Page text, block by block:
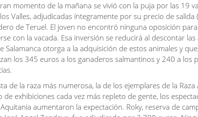
momento de la mañana se vivió con la puja por las 19
Valles, adjudicadas íntegramente por su precio de salida
de Teruel. El joven no encontró ninguna oposición
con la vacada. Esa inversión se reducirá al descontar
Salamanca otorga a la adquisición de estos animales y
los 345 euros a los ganaderos salmantinos y 240 a los
de la raza más numerosa, la de los ejemplares de la Raza
de exhibiciones cada vez más repleto de gente, los
aumentaron la expectación. Roky, reserva de